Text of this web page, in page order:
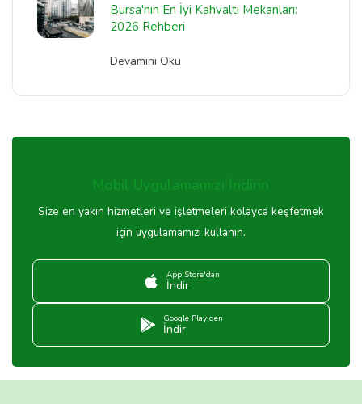
Bursa'nın En İyi Kahvaltı Mekanları:
2026 Rehberi
Devamını Oku
Mobil Uygulamamızı İndirin
Size en yakın hizmetleri ve işletmeleri kolayca keşfetmek
için uygulamamızı kullanın.
App Store'dan
İndir
Google Play'den
İndir